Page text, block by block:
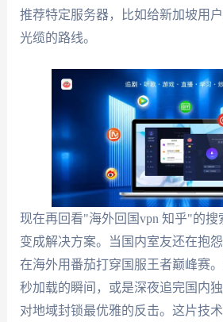
推荐特定服务器，比如给新加坡用
光缆的路线。
现在再回看"海外回国vpn 知乎"的搜
变成解决方案。当国内室友还在抱
在海外用番茄打穿国服王者巅峰赛
秒加载的瞬间，或是深夜追完国内
对地域封锁最优雅的反击。这片技